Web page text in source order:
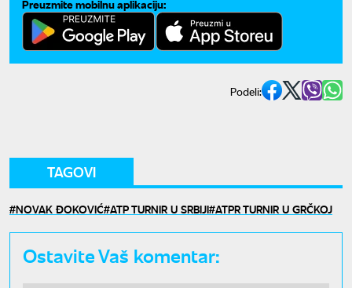
Preuzmite mobilnu aplikaciju:
Podeli:
TAGOVI
NOVAK ĐOKOVIĆ ATP TURNIR U SRBIJI ATPR TURNIR U GRČKOJ
Ostavite Vaš komentar: